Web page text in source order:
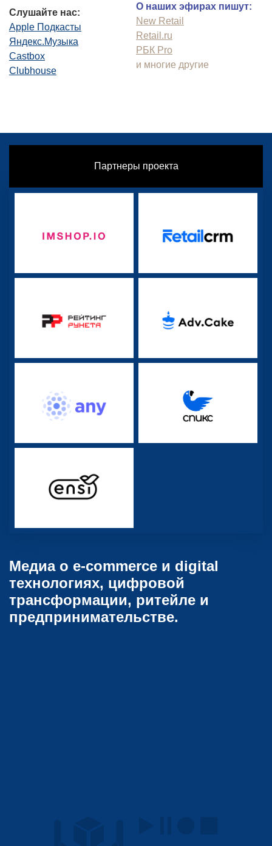
Слушайте нас:
Apple Подкасты
Яндекс.Музыка
Castbox
Clubhouse
О наших эфирах пишут:
New Retail
Retail.ru
РБК Pro
и многие другие
Партнеры проекта
Медиа о e-commerce и digital
технологиях, цифровой
трансформации, ритейле и
предпринимательстве.